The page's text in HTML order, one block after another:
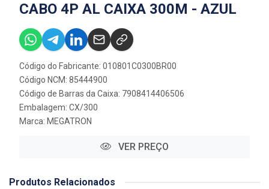
CABO 4P AL CAIXA 300M - AZUL
Código do Fabricante: 010801C0300BR00
Código NCM: 85444900
Código de Barras da Caixa: 7908414406506
Embalagem: CX/300
Marca: MEGATRON
VER PREÇO
Produtos Relacionados